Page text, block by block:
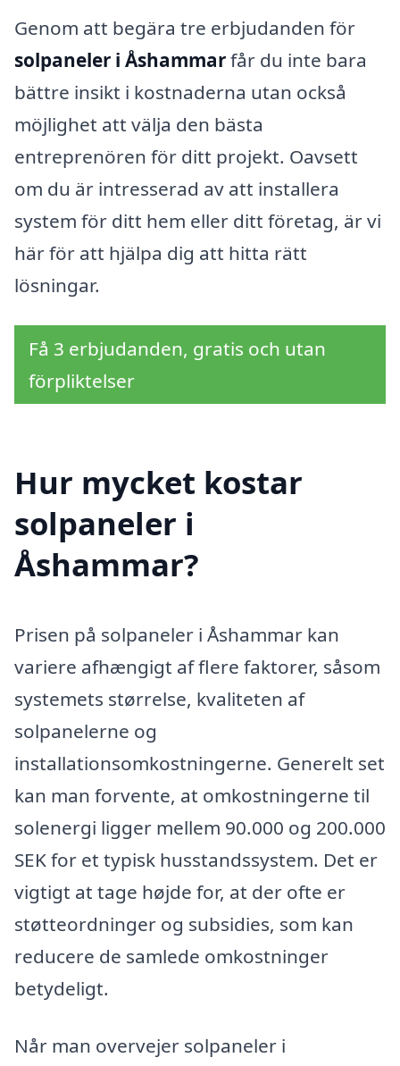
Genom att begära tre erbjudanden för
solpaneler i Åshammarfår du inte bara
bättre insikt i kostnaderna utan också
möjlighet att välja den bästa
entreprenören för ditt projekt. Oavsett
om du är intresserad av att installera
system för ditt hem eller ditt företag, är vi
här för att hjälpa dig att hitta rätt
lösningar.
Få 3 erbjudanden, gratis och utan
förpliktelser
Hur mycket kostar
solpaneler i
Åshammar?
Prisen på solpaneler i Åshammar kan
variere afhængigt af flere faktorer, såsom
systemets størrelse, kvaliteten af
solpanelerne og
installationsomkostningerne. Generelt set
kan man forvente, at omkostningerne til
solenergi ligger mellem 90.000 og 200.000
SEK for et typisk husstandssystem. Det er
vigtigt at tage højde for, at der ofte er
støtteordninger og subsidies, som kan
reducere de samlede omkostninger
betydeligt.
Når man overvejer solpaneler i